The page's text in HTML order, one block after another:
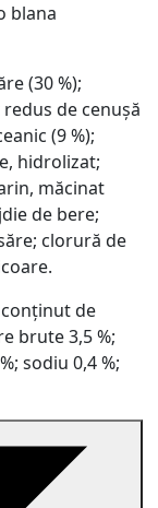
blana
(30 %);
de cenușă
(9 %);
hidrolizat;
măcinat
de bere;
clorură de
de
brute 3,5 %;
sodiu 0,4 %;